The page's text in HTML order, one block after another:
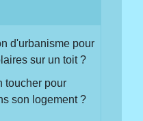
d'urbanisme pour
sur un toit ?
toucher pour
son logement ?